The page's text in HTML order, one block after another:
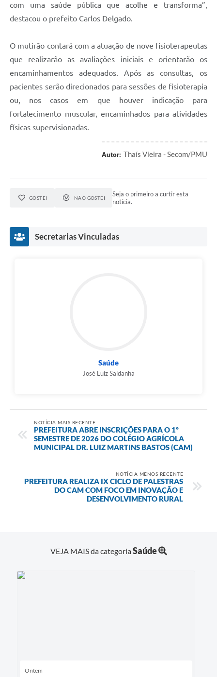
com uma saúde pública que acolhe e transforma”,
destacou o prefeito Carlos Delgado.
O mutirão contará com a atuação de nove fisioterapeutas
que realizarão as avaliações iniciais e orientarão os
encaminhamentos adequados. Após as consultas, os
pacientes serão direcionados para sessões de fisioterapia
ou, nos casos em que houver indicação para
fortalecimento muscular, encaminhados para atividades
físicas supervisionadas.
Autor: Thaís Vieira - Secom/PMU
GOSTEI NÃO GOSTEI
Seja o primeiro a curtir esta
notícia.
Secretarias Vinculadas
Saúde
José Luiz Saldanha
NOTÍCIA MAIS RECENTE
PREFEITURA ABRE INSCRIÇÕES PARA O 1º
SEMESTRE DE 2026 DO COLÉGIO AGRÍCOLA
MUNICIPAL DR. LUIZ MARTINS BASTOS (CAM)
NOTÍCIA MENOS RECENTE
PREFEITURA REALIZA IX CICLO DE PALESTRAS
DO CAM COM FOCO EM INOVAÇÃO E
DESENVOLVIMENTO RURAL
VEJA MAIS da categoriaSaúde
Ontem